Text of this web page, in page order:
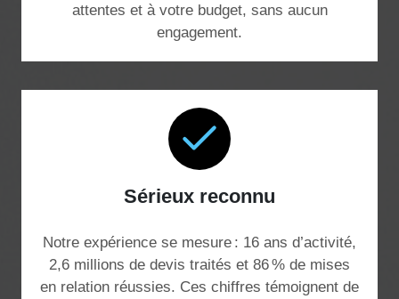
attentes et à votre budget, sans aucun
engagement.
Sérieux reconnu
Notre expérience se mesure : 16 ans d’activité,
2,6 millions de devis traités et 86 % de mises
en relation réussies. Ces chiffres témoignent de